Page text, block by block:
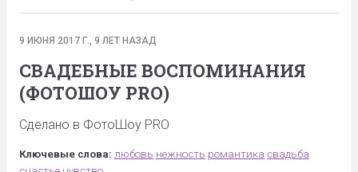
9 ИЮНЯ 2017 Г., 9 ЛЕТ НАЗАД
СВАДЕБНЫЕ ВОСПОМИНАНИЯ
(ФОТОШОУ PRO)
Сделано в ФотоШоу PRO
Ключевые слова: любовь нежность романтика свадьба